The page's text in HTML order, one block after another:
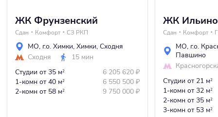
ЖК Фрунзенский
Сдан Комфорт СЗ РКП
МО, г.о. Химки, Химки, Сходня
Сходня
15 мин
Студии от 35 м2 6 205 620 ₽
1-комн от 40 м2 6 550 500 ₽
2-комн от 58 м2 9 750 000 ₽
ЖК
Сдан Комфорт
МО, г.о.
Павшино
Студии от 21 м2
1-комн от 32 м2
2-комн от 35 м2
3-комн от 53 м2